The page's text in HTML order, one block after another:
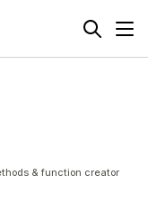
& function creator